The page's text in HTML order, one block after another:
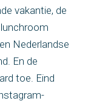
vakantie, de
Nederlandse
En de
toe. Eind